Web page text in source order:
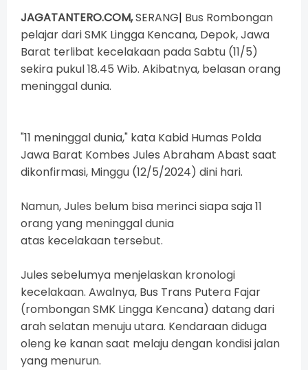
JAGATANTERO.COM,SERANG| Bus Rombongan
pelajar dariSMK Lingga Kencana, Depok, Jawa
Barat terlibat kecelakaan pada Sabtu (11/5)
sekira pukul 18.45 Wib. Akibatnya, belasan orang
meninggal dunia.
"11 meninggal dunia," kata Kabid Humas Polda
Jawa Barat Kombes Jules Abraham Abast saat
dikonfirmasi, Minggu (12/5/2024) dini hari.
Namun, Jules belum bisa merinci siapa saja 11
orang yang meninggal dunia
atas kecelakaan tersebut.
Jules sebelumya menjelaskan kronologi
kecelakaan. Awalnya, Bus Trans Putera Fajar
(rombongan SMK Lingga Kencana) datang dari
arah selatan menuju utara. Kendaraan diduga
oleng ke kanan saat melaju dengan kondisi jalan
yang menurun.